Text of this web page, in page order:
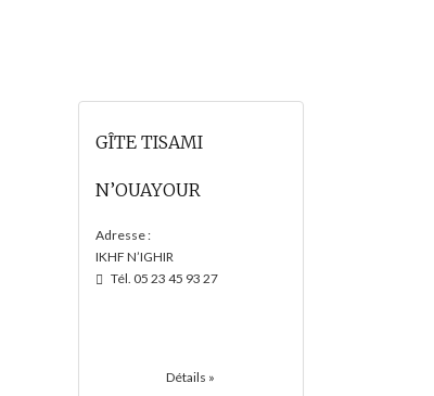
GÎTE TISAMI
N’OUAYOUR
Adresse :
IKHF N’IGHIR
Tél. 05 23 45 93 27
Détails »